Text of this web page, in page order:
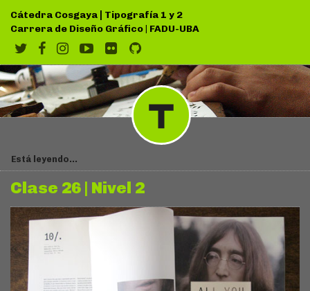
Cátedra Cosgaya | Tipografía 1 y 2
Carrera de Diseño Gráfico| FADU-UBA
Está leyendo...
Clase 26 | Nivel 2